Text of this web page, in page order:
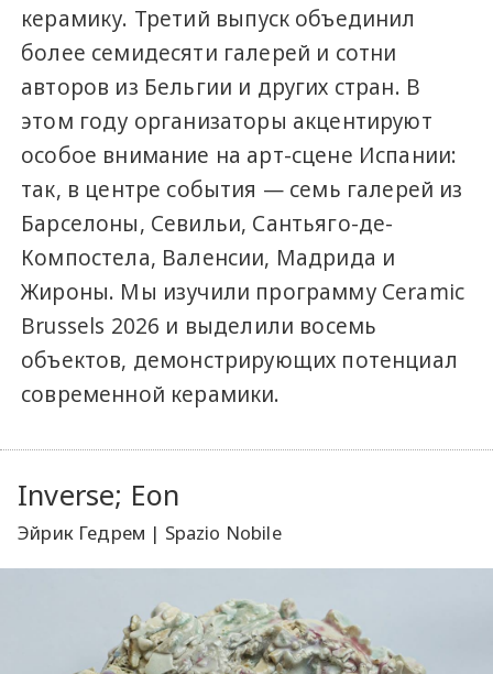
керамику. Третий выпуск объединил
более семидесяти галерей и сотни
авторов из Бельгии и других стран. В
этом году организаторы акцентируют
особое внимание на арт-сцене Испании:
так, в центре события — семь галерей из
Барселоны, Севильи, Сантьяго-де-
Компостела, Валенсии, Мадрида и
Жироны. Мы изучили программу Ceramic
Brussels 2026 и выделили восемь
объектов, демонстрирующих потенциал
современной керамики.
Inverse; Eon
Эйрик Гедрем | Spazio Nobile